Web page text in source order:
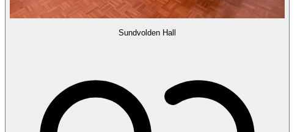
Sundvolden Hall